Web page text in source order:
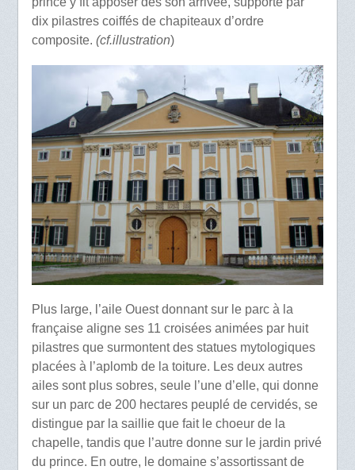
dix pilastres coiffés de chapiteaux d’ordre
composite. (cf.illustration)
Plus large, l’aile Ouest donnant sur le parc à la
française aligne ses 11 croisées animées par huit
pilastres que surmontent des statues mytologiques
placées à l’aplomb de la toiture. Les deux autres
ailes sont plus sobres, seule l’une d’elle, qui donne
sur un parc de 200 hectares peuplé de cervidés, se
distingue par la saillie que fait le choeur de la
chapelle, tandis que l’autre donne sur le jardin privé
du prince. En outre, le domaine s’assortissant de